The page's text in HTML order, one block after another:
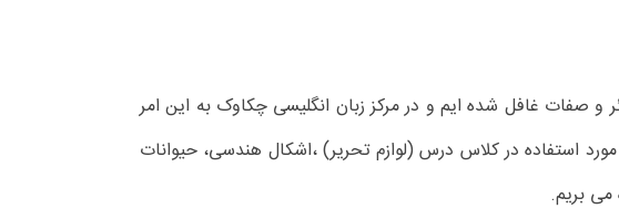
و صفات غافل شده ایم و در مرکز زبان انگلیسی چکاوک به این امر
استفاده در کلاس درس (لوازم تحریر) ،اشکال هندسی، حیوانات
می بریم.